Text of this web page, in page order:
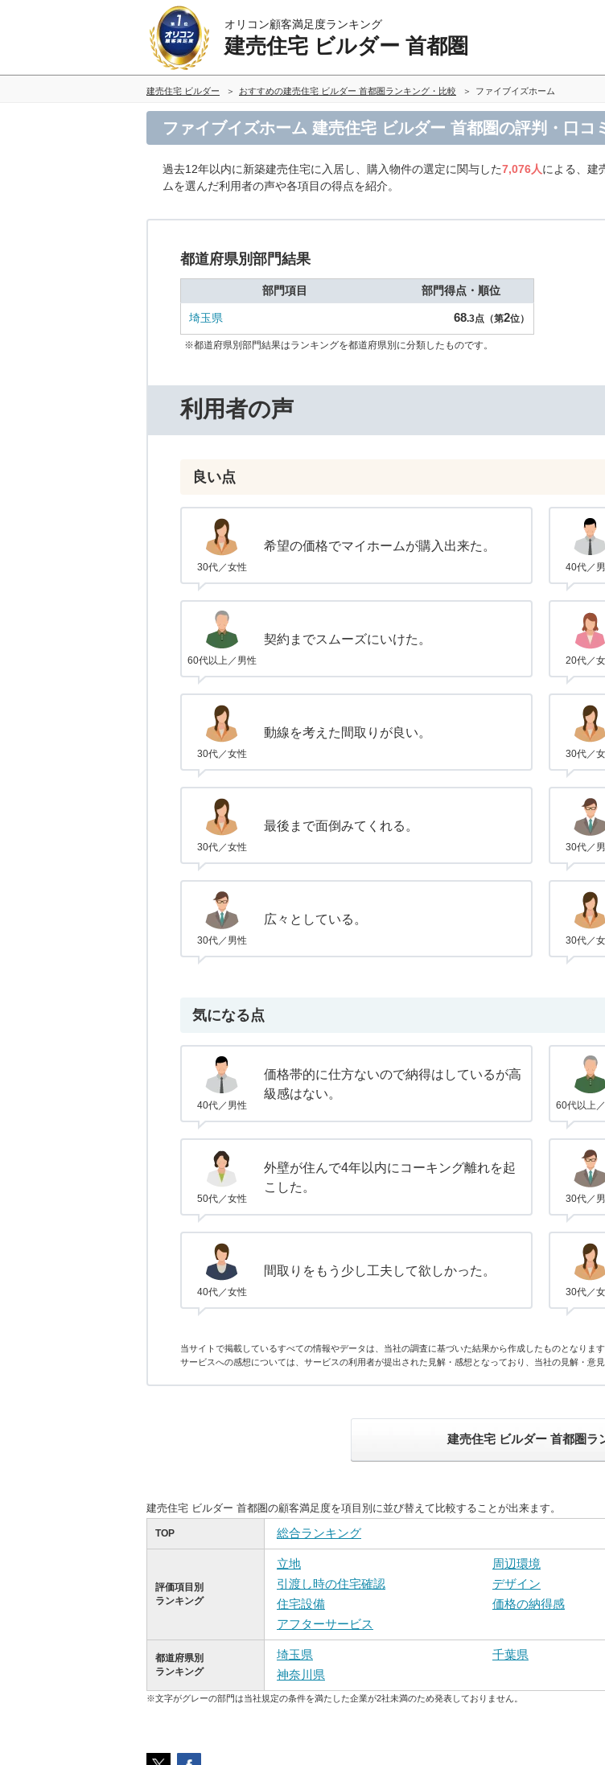
オリコン顧客満足度ランキング
建売住宅 ビルダー 首都圏
建売住宅 ビルダー おすすめの建売住宅 ビルダー 首都圏ランキング・比較 ファイブイズホーム
ファイブイズホーム 建売住宅 ビルダー 首都圏の評判・口コ
過去12年以内に新築建売住宅に入居し、購入物件の選定に関与した7,076人による、建
ムを選んだ利用者の声や各項目の得点を紹介。
都道府県別部門結果
部門項目 部門得点・順位
埼玉県 68.3点（第2位）
※都道府県別部門結果はランキングを都道府県別に分類したものです。
利用者の声
良い点
30代／女性
希望の価格でマイホームが購入出来た。
40代／
60代以上／男性
契約までスムーズにいけた。
20代／
30代／女性
動線を考えた間取りが良い。
30代／
30代／女性
最後まで面倒みてくれる。
30代／
30代／男性
広々としている。
30代／
気になる点
40代／男性
価格帯的に仕方ないので納得はしているが高
級感はない。
60代以上
50代／女性
外壁が住んで4年以内にコーキング離れを起
こした。
30代／
40代／女性
間取りをもう少し工夫して欲しかった。
30代／
当サイトで掲載しているすべての情報やデータは、当社の調査に基づいた結果から作成したものとなります
サービスへの感想については、サービスの利用者が提出された見解・感想となっており、当社の見解・意
建売住宅 ビルダー 首都圏ラ
建売住宅 ビルダー 首都圏の顧客満足度を項目別に並び替えて比較することが出来ます。
TOP 総合ランキング
評価項目別
ランキング
立地 周辺環境
引渡し時の住宅確認
デザイン
住宅設備
価格の納得感
アフターサービス
都道府県別
ランキング
埼玉県 千葉県
神奈川県
※文字がグレーの部門は当社規定の条件を満たした企業が2社未満のため発表しておりません。